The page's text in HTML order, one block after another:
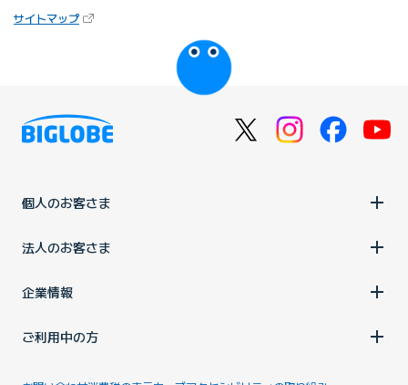
サイトマップ（新しいタブで開きます）
個人のお客さま
法人のお客さま
企業情報
ご利用中の方